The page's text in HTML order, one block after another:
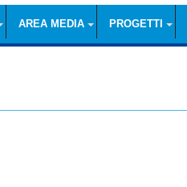
AREA MEDIA PROGETTI